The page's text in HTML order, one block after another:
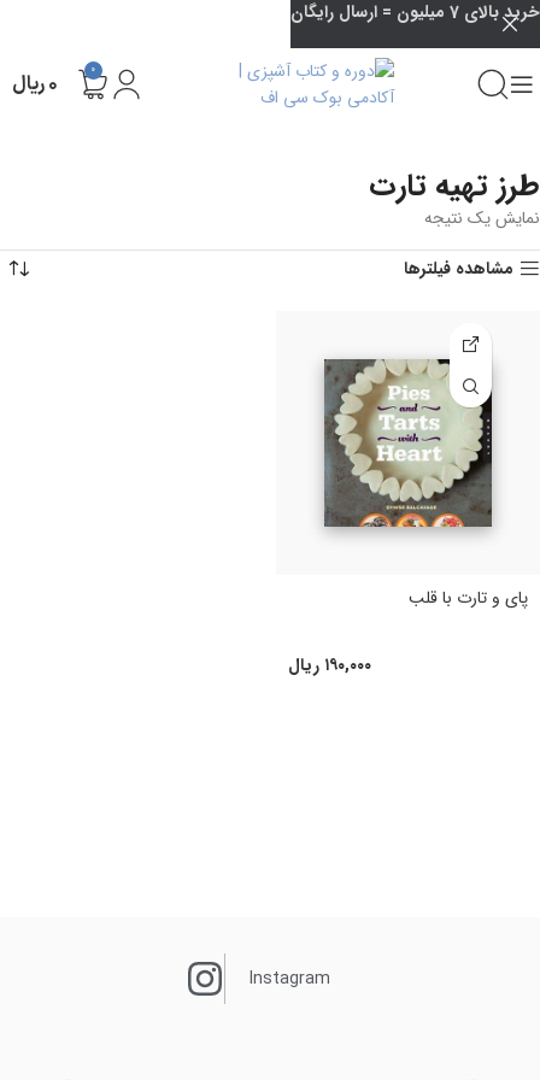
0 ۰ریال
طرز تهیه تارت
نمایش یک نتیجه
مشاهده فیلترها
پای و تارت با قلب
۱۹۰,۰۰۰ ریال
Instagram
خرید بالای 7 میلیون = ارسال رایگان